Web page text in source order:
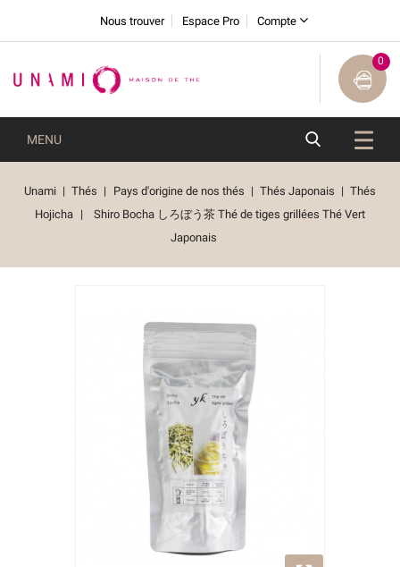
Nous trouver Espace Pro Compte
0
MENU
Unami Thés Pays d'origine de nos thés Thés Japonais
Thés
Hojicha
Shiro Bocha しろぼう茶 Thé de tiges grillées Thé Vert
Japonais